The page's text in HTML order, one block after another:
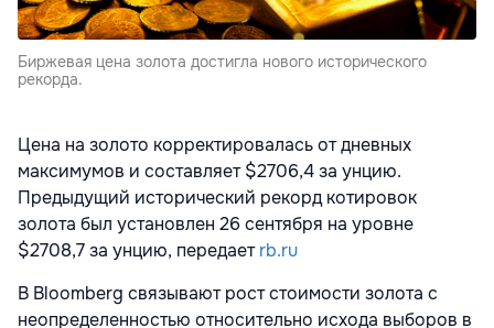
Биржевая цена золота достигла нового исторического
рекорда.
Цена на золото корректировалась от дневных
максимумов и составляет $2706,4 за унцию.
Предыдущий исторический рекорд котировок
золота был установлен 26 сентября на уровне
$2708,7 за унцию, передаетrb.ru
В Bloomberg связывают рост стоимости золота с
неопределенностью относительно исхода выборов в